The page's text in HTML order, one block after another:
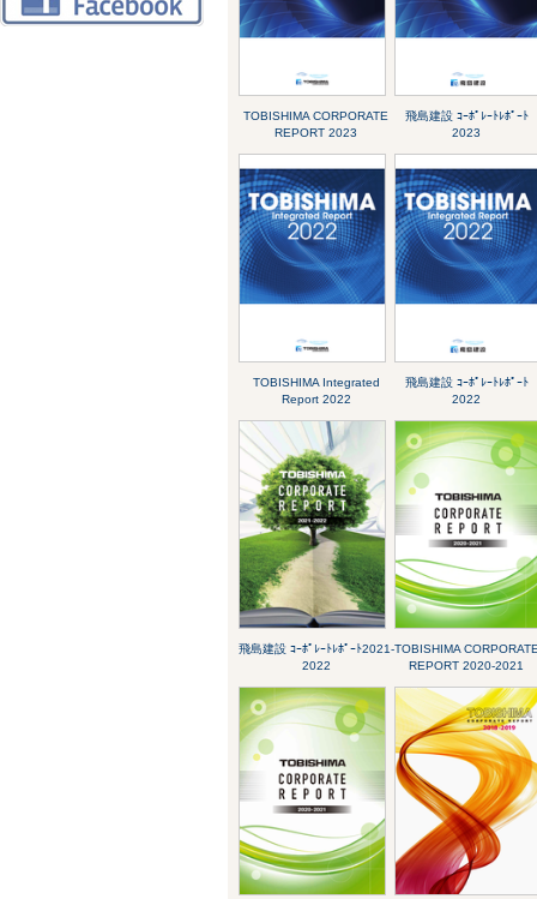
TOBISHIMA CORPORATE
REPORT 2023
飛島建設 ｺｰﾎﾟﾚｰﾄﾚﾎﾟｰﾄ
2023
TOBISHIMA Integrated
Report 2022
飛島建設 ｺｰﾎﾟﾚｰﾄﾚﾎﾟｰﾄ
2022
飛島建設 ｺｰﾎﾟﾚｰﾄﾚﾎﾟｰﾄ2021-
2022
TOBISHIMA
REPORT 2020-2021